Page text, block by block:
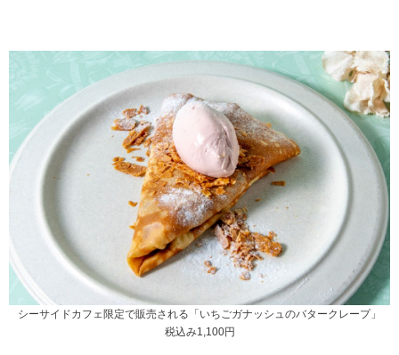
シーサイドカフェ限定で販売される「いちごガナッシュのバタークレープ」
税込み1,100円